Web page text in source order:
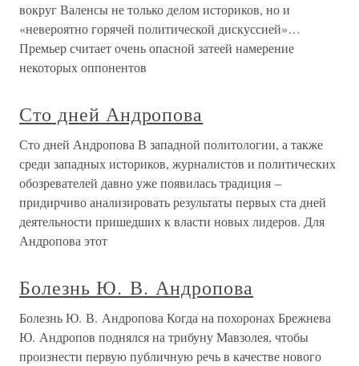
вокруг Валенсы не только делом историков, но и
«невероятно горячей политической дискуссией»…
Премьер считает очень опасной затеей намерение
некоторых оппонентов
Сто дней Андропова
Сто дней Андропова В западной политологии, а также
среди западных историков, журналистов и политических
обозревателей давно уже появилась традиция –
придирчиво анализировать результаты первых ста дней
деятельности пришедших к власти новых лидеров. Для
Андропова этот
Болезнь Ю. В. Андропова
Болезнь Ю. В. Андропова Когда на похоронах Брежнева
Ю. Андропов поднялся на трибуну Мавзолея, чтобы
произнести первую публичную речь в качестве нового